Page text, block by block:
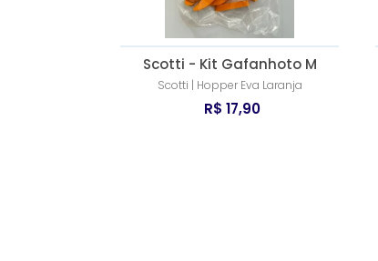
Scotti - Kit Gafanhoto M
Scotti | Hopper Eva Laranja
R$ 17,90